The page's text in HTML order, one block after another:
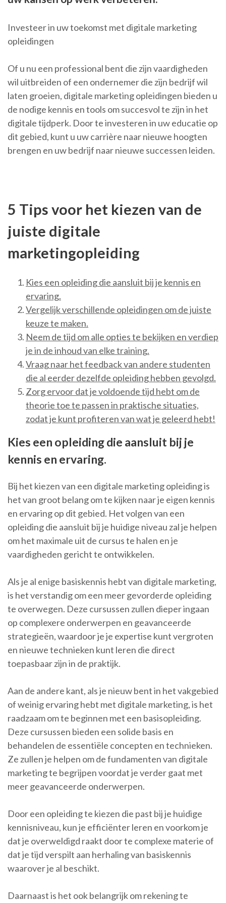
Investeer in uw toekomst met digitale marketing
opleidingen
Of u nu een professional bent die zijn vaardigheden
wil uitbreiden of een ondernemer die zijn bedrijf wil
laten groeien, digitale marketing opleidingen bieden u
de nodige kennis en tools om succesvol te zijn in het
digitale tijdperk. Door te investeren in uw educatie op
dit gebied, kunt u uw carrière naar nieuwe hoogten
brengen en uw bedrijf naar nieuwe successen leiden.
5 Tips voor het kiezen van de
juiste digitale
marketingopleiding
Kies een opleiding die aansluit bij je kennis en
ervaring.
Vergelijk verschillende opleidingen om de juiste
keuze te maken.
Neem de tijd om alle opties te bekijken en verdiep
je in de inhoud van elke training.
Vraag naar het feedback van andere studenten
die al eerder dezelfde opleiding hebben gevolgd.
Zorg ervoor dat je voldoende tijd hebt om de
theorie toe te passen in praktische situaties,
zodat je kunt profiteren van wat je geleerd hebt!
Kies een opleiding die aansluit bij je
kennis en ervaring.
Bij het kiezen van een digitale marketing opleiding is
het van groot belang om te kijken naar je eigen kennis
en ervaring op dit gebied. Het volgen van een
opleiding die aansluit bij je huidige niveau zal je helpen
om het maximale uit de cursus te halen en je
vaardigheden gericht te ontwikkelen.
Als je al enige basiskennis hebt van digitale marketing,
is het verstandig om een meer gevorderde opleiding
te overwegen. Deze cursussen zullen dieper ingaan
op complexere onderwerpen en geavanceerde
strategieën, waardoor je je expertise kunt vergroten
en nieuwe technieken kunt leren die direct
toepasbaar zijn in de praktijk.
Aan de andere kant, als je nieuw bent in het vakgebied
of weinig ervaring hebt met digitale marketing, is het
raadzaam om te beginnen met een basisopleiding.
Deze cursussen bieden een solide basis en
behandelen de essentiële concepten en technieken.
Ze zullen je helpen om de fundamenten van digitale
marketing te begrijpen voordat je verder gaat met
meer geavanceerde onderwerpen.
Door een opleiding te kiezen die past bij je huidige
kennisniveau, kun je efficiënter leren en voorkom je
dat je overweldigd raakt door te complexe materie of
dat je tijd verspilt aan herhaling van basiskennis
waarover je al beschikt.
Daarnaast is het ook belangrijk om rekening te